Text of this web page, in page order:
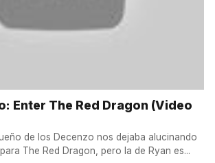
Enter The Red Dragon (Video
de los Decenzo nos dejaba alucinando
The Red Dragon, pero la de Ryan es...